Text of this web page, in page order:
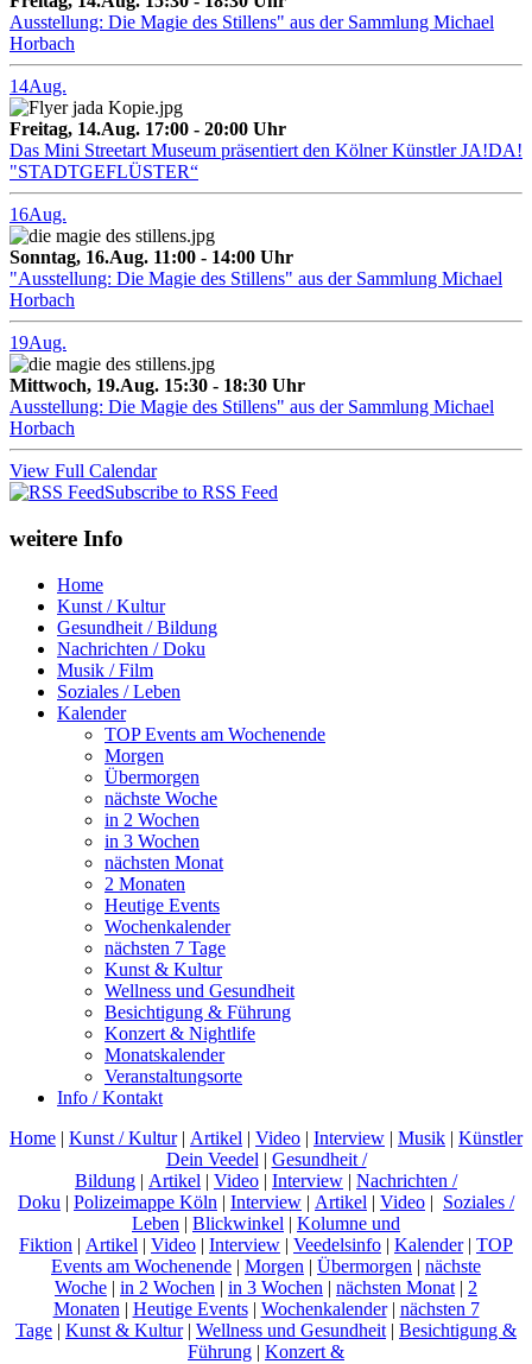
Ausstellung: Die Magie des Stillens" aus der Sammlung Michael
Horbach
14Aug.
Freitag, 14.Aug. 17:00 - 20:00 Uhr
Das Mini Streetart Museum präsentiert den Kölner Künstler JA!DA!
"STADTGEFLÜSTER“
16Aug.
Sonntag, 16.Aug. 11:00 - 14:00 Uhr
"Ausstellung: Die Magie des Stillens" aus der Sammlung Michael
Horbach
19Aug.
Mittwoch, 19.Aug. 15:30 - 18:30 Uhr
Ausstellung: Die Magie des Stillens" aus der Sammlung Michael
Horbach
View Full Calendar
Subscribe to RSS Feed
weitere Info
Home
Kunst / Kultur
Gesundheit / Bildung
Nachrichten / Doku
Musik / Film
Soziales / Leben
Kalender
TOP Events am Wochenende
Morgen
Übermorgen
nächste Woche
in 2 Wochen
in 3 Wochen
nächsten Monat
2 Monaten
Heutige Events
Wochenkalender
nächsten 7 Tage
Kunst & Kultur
Wellness und Gesundheit
Besichtigung & Führung
Konzert & Nightlife
Monatskalender
Veranstaltungsorte
Info / Kontakt
Home | Kunst / Kultur| Artikel | Video | Interview | Musik | Künstler
Dein Veedel | Gesundheit /
Bildung | Artikel | Video | Interview | Nachrichten /
Doku | Polizeimappe Köln | Interview | Artikel | Video | Soziales /
Leben | Blickwinkel | Kolumne und
Fiktion | Artikel | Video | Interview | Veedelsinfo | Kalender| TOP
Events am Wochenende | Morgen | Übermorgen | nächste
Woche | in 2 Wochen | in 3 Wochen | nächsten Monat | 2
Monaten | Heutige Events| Wochenkalender| nächsten 7
Tage | Kunst & Kultur| Wellness und Gesundheit | Besichtigung &
Führung | Konzert &